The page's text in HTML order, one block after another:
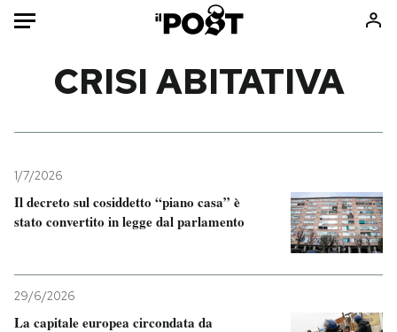
Mondo
Politica
Tecnologia
Scienza
Cultura
Economia
Consumismi
Storie/Idee
Ok Boomer!
Media
CRISI ABITATIVA
1/7/2026
Il decreto sul cosiddetto “piano casa” è
stato convertito in legge dal parlamento
29/6/2026
La capitale europea circondata da